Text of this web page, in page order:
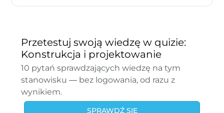
Przetestuj swoją wiedzę w quizie:
Konstrukcja i projektowanie
10 pytań sprawdzających wiedzę na tym
stanowisku — bez logowania, od razu z
wynikiem.
SPRAWDŹ SIĘ